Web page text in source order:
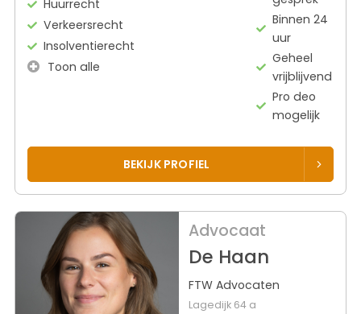
Huurrecht
Verkeersrecht
Insolventierecht
Toon alle
Binnen 24
uur
Geheel
vrijblijvend
Pro deo
mogelijk
BEKIJK PROFIEL
Advocaat
De Haan
FTW Advocaten
Lagedijk 64 a